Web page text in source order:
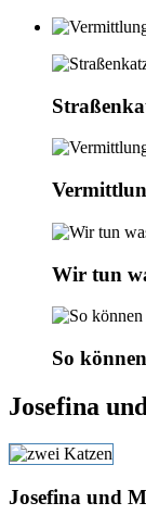
Wir tun
So
Josefina
Josefina und